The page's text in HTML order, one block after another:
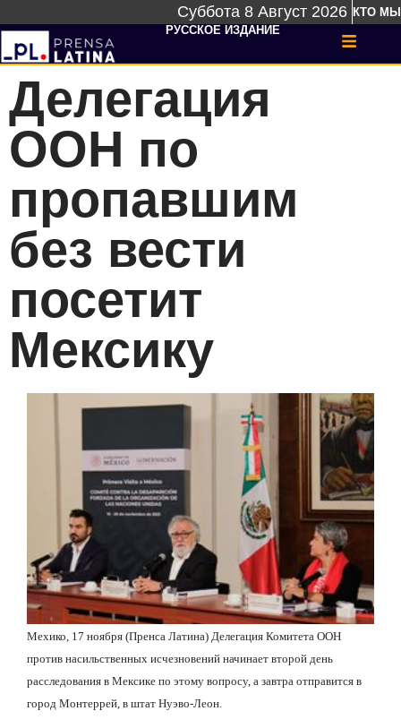
Суббота 8 Август 2026 КТО МЫ
РУССКОЕ ИЗДАНИЕ
Делегация
ООН по
пропавшим
без вести
посетит
Мексику
Мехико, 17 ноября (Пренса Латина) Делегация Комитета ООН
против насильственных исчезновений начинает второй день
расследования в Мексике по этому вопросу, а завтра отправится в
город Монтеррей, в штат Нуэво-Леон.